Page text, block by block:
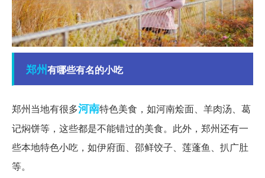
郑州有哪些有名的小吃
郑州当地有很多河南特色美食，如河南烩面、羊肉汤、葛
记焖饼等，这些都是不能错过的美食。此外，郑州还有一
些本地特色小吃，如伊府面、邵鲜饺子、莲蓬鱼、扒广肚
等。